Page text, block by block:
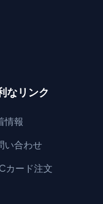
なリンク
情報
い合わせ
カード注文